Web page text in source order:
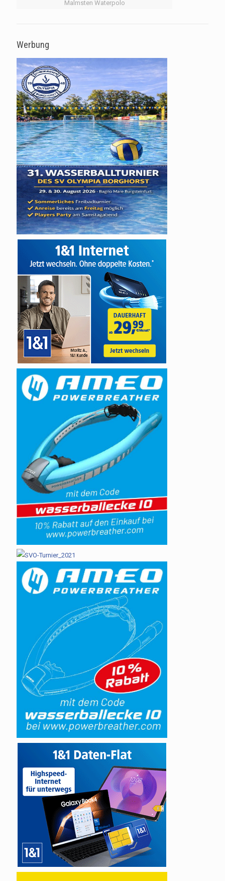
Malmsten Waterpolo
Werbung